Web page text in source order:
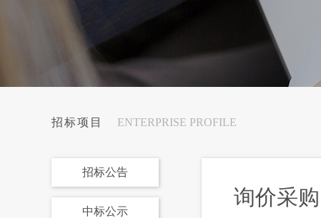
招标项目 ENTERPRISE PROFILE
招标公告
中标公示
询价采购